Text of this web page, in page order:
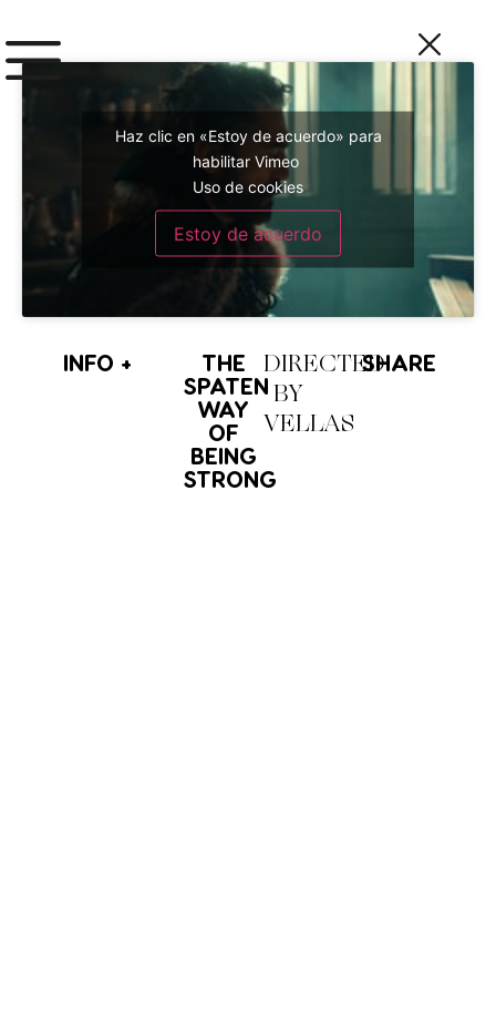
Haz clic en «Estoy de acuerdo» para
habilitar Vimeo
Uso de cookies
Estoy de acuerdo
INFO +
THE
SPATEN
WAY
OF
BEING
STRONG
DIRECTED
BY
VELLAS
SHARE